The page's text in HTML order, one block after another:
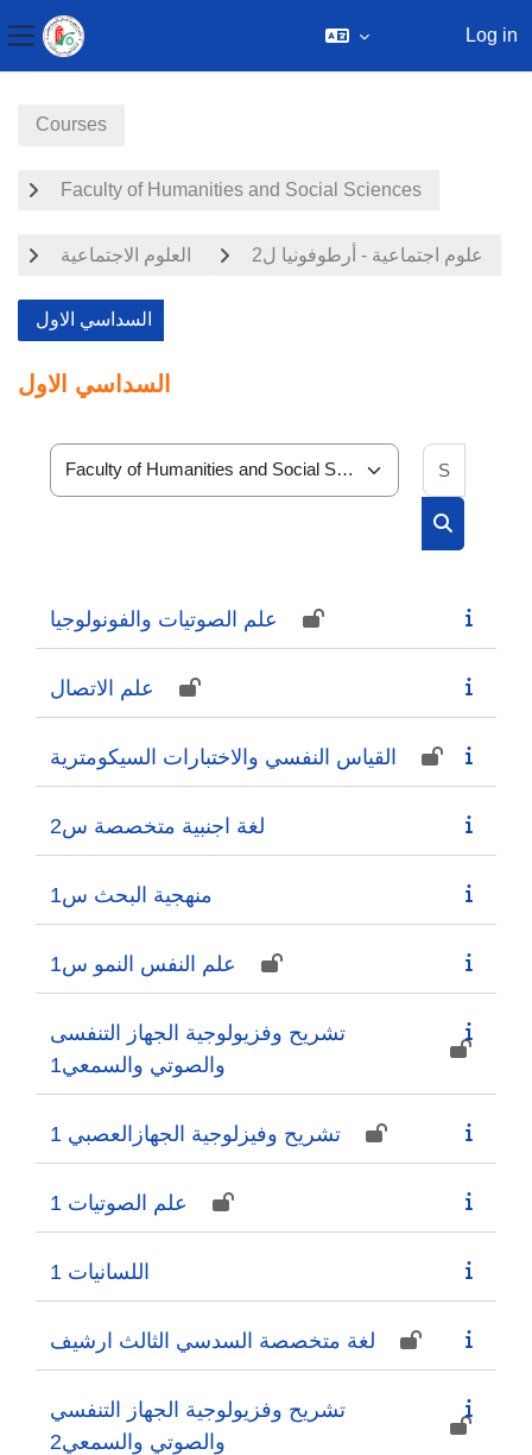
Side panel
Log in
Courses
Faculty of Humanities and Social Sciences
العلوم الاجتماعية علوم اجتماعية - أرطوفونيا ل2
السداسي الاول
السداسي الاول
Course categories
علم الصوتيات والفونولوجيا
علم الاتصال
القياس النفسي والاختبارات السيكومترية
لغة اجنبية متخصصة س2
منهجية البحث س1
علم النفس النمو س1
تشريح وفزيولوجية الجهاز التنفسى
والصوتي والسمعي1
تشريح وفيزلوجية الجهازالعصبي 1
علم الصوتيات 1
اللسانيات 1
لغة متخصصة السدسي الثالث ارشيف
تشريح وفزيولوجية الجهاز التنفسي
والصوتي والسمعي2